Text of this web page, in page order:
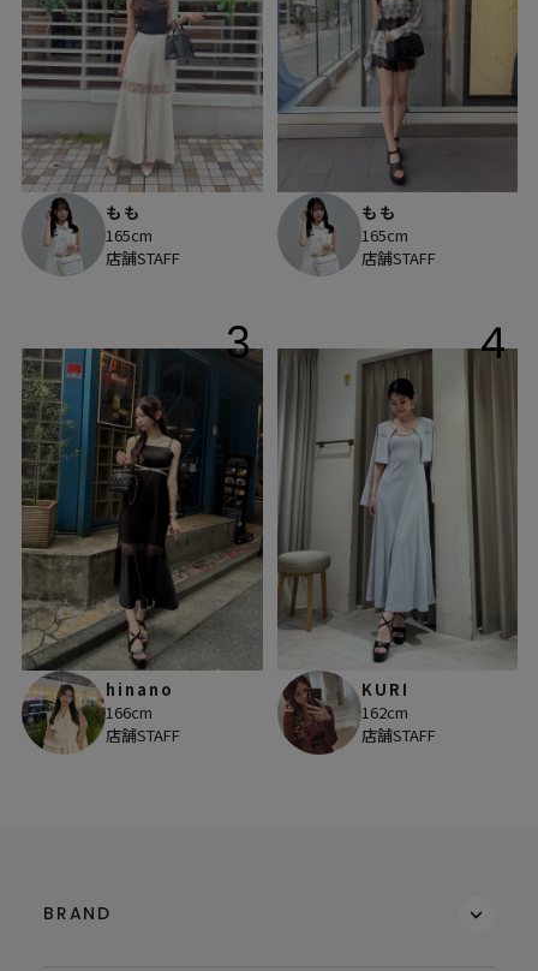
もも
165cm
店舗STAFF
もも
165cm
店舗STAFF
3
hinano
166cm
店舗STAFF
4
KURI
162cm
店舗STAFF
BRAND